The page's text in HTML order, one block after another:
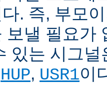
. 즉, 부모
보낼 필요가
있는 시그
HUP, USR1이